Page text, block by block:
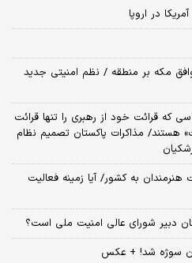
در اروپا
مکه بر منطقه / نظم امنیتی جدید
قرائت خود از رهبری را تنها قرائت
مذاکرات پاکستان تصمیم نظام
هنرمندان به کشور/ آیا زمینه فعالیت
دبیر شورای ‌عالی امنیت ملی است؟
سوژه شد! + عکس